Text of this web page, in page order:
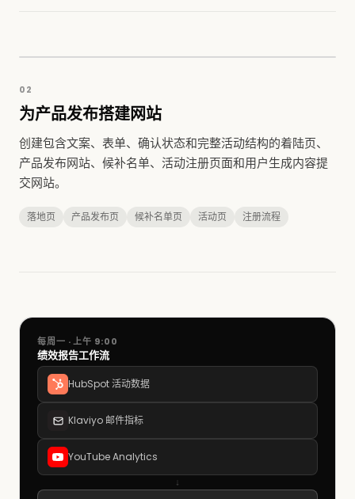
02
为产品发布搭建网站
创建包含文案、表单、确认状态和完整活动结构的着陆页、
产品发布网站、候补名单、活动注册页面和用户生成内容提
交网站。
落地页 产品发布页 候补名单页 活动页 注册流程
每周一 · 上午 9:00
绩效报告工作流
HubSpot 活动数据
Klaviyo 邮件指标
YouTube Analytics
↓